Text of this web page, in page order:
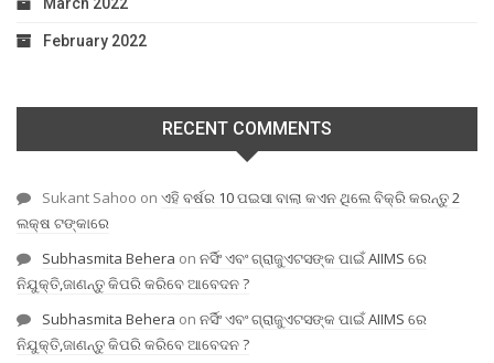
February 2022
RECENT COMMENTS
Sukant Sahoo on ଏହି ବର୍ଷର 10 ପଇସା ବାଲା କଏନ ଥିଲେ ବିକ୍ରି କରନ୍ତୁ 2
ଲକ୍ଷ ଟଙ୍କାରେ
Subhasmita Behera on ନର୍ସିଂ ଏବଂ ଗ୍ରାଜୁଏଟସଙ୍କ ପାଇଁ AIIMS ରେ
ନିଯୁକ୍ତି,ଜାଣନ୍ତୁ କିପରି କରିବେ ଆବେଦନ ?
Subhasmita Behera on ନର୍ସିଂ ଏବଂ ଗ୍ରାଜୁଏଟସଙ୍କ ପାଇଁ AIIMS ରେ
ନିଯୁକ୍ତି,ଜାଣନ୍ତୁ କିପରି କରିବେ ଆବେଦନ ?